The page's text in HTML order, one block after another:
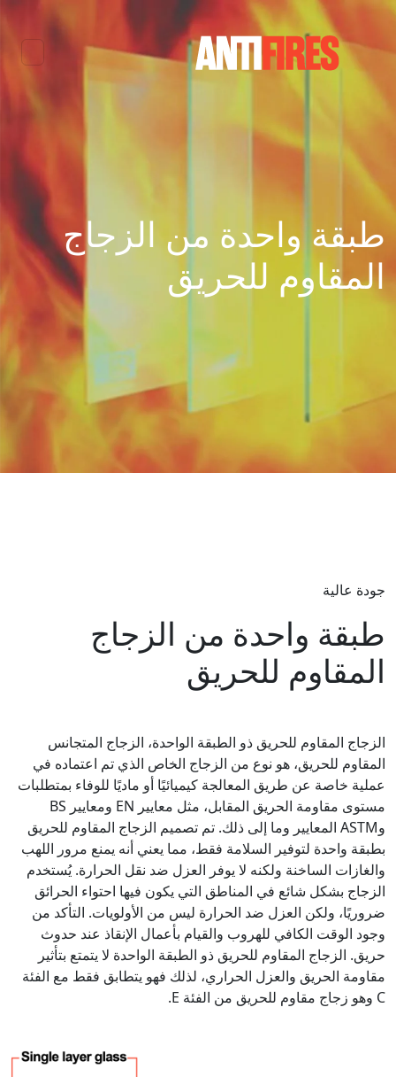
طبقة واحدة من الزجاج
المقاوم للحريق
جودة عالية
طبقة واحدة من الزجاج
المقاوم للحريق
الزجاج المقاوم للحريق ذو الطبقة الواحدة، الزجاج المتجانس
المقاوم للحريق، هو نوع من الزجاج الخاص الذي تم اعتماده في
عملية خاصة عن طريق المعالجة كيميائيًا أو ماديًا للوفاء بمتطلبات
مستوى مقاومة الحريق المقابل، مثل معايير EN ومعايير BS
وASTM المعايير وما إلى ذلك. تم تصميم الزجاج المقاوم للحريق
بطبقة واحدة لتوفير السلامة فقط، مما يعني أنه يمنع مرور اللهب
والغازات الساخنة ولكنه لا يوفر العزل ضد نقل الحرارة. يُستخدم
الزجاج بشكل شائع في المناطق التي يكون فيها احتواء الحرائق
ضروريًا، ولكن العزل ضد الحرارة ليس من الأولويات. التأكد من
وجود الوقت الكافي للهروب والقيام بأعمال الإنقاذ عند حدوث
حريق. الزجاج المقاوم للحريق ذو الطبقة الواحدة لا يتمتع بتأثير
مقاومة الحريق والعزل الحراري، لذلك فهو يتطابق فقط مع الفئة